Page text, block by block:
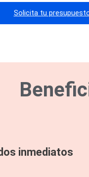
Solicita tu
inmediatos